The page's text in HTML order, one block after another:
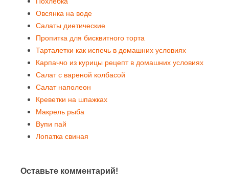
Овсянка на воде
Салаты диетические
Пропитка для бисквитного торта
Тарталетки как испечь в домашних условиях
Карпаччо из курицы рецепт в домашних условиях
Салат с вареной колбасой
Салат наполеон
Креветки на шпажках
Макрель рыба
Вупи пай
Лопатка свиная
Оставьте комментарий!